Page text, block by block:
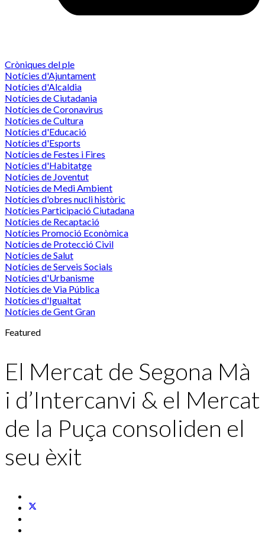
Cròniques del ple
Notícies d'Ajuntament
Notícies d'Alcaldia
Notícies de Ciutadania
Notícies de Coronavirus
Notícies de Cultura
Notícies d'Educació
Notícies d'Esports
Notícies de Festes i Fires
Notícies d'Habitatge
Notícies de Joventut
Notícies de Medi Ambient
Notícies d'obres nucli històric
Notícies Participació Ciutadana
Notícies de Recaptació
Notícies Promoció Econòmica
Notícies de Protecció Civil
Notícies de Salut
Notícies de Serveis Socials
Notícies d'Urbanisme
Notícies de Via Pública
Notícies d'Igualtat
Notícies de Gent Gran
Featured
El Mercat de Segona Mà
i d’Intercanvi & el Mercat
de la Puça consoliden el
seu èxit